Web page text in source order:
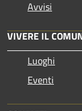
Avvisi
VIVERE IL
Luoghi
Eventi